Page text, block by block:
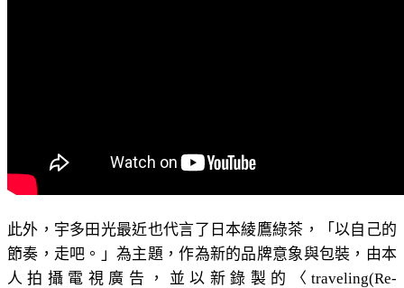
此外，宇多田光最近也代言了日本綾鷹綠茶，「以自己的
節奏，走吧。」為主題，作為新的品牌意象與包裝，由本
人拍攝電視廣告，並以新錄製的〈traveling(Re-